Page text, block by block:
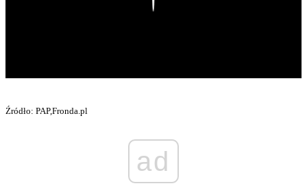
Źródło: PAP,Fronda.pl
ad